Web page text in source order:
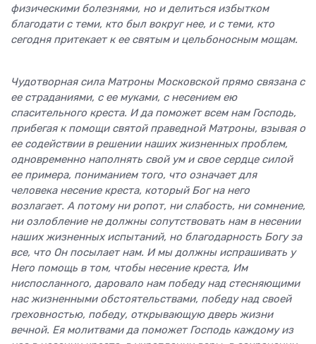
физическими болезнями, но и делиться избытком
благодати с теми, кто был вокруг нее, и с теми, кто
сегодня притекает к ее святым и цельбоносным мощам.
Чудотворная сила Матроны Московской прямо связана с
ее страданиями, с ее муками, с несением ею
спасительного креста. И да поможет всем нам Господь,
прибегая к помощи святой праведной Матроны, взывая о
ее содействии в решении наших жизненных проблем,
одновременно наполнять свой ум и свое сердце силой
ее примера, пониманием того, что означает для
человека несение креста, который Бог на него
возлагает. А потому ни ропот, ни слабость, ни сомнение,
ни озлобление не должны сопутствовать нам в несении
наших жизненных испытаний, но благодарность Богу за
все, что Он посылает нам. И мы должны испрашивать у
Него помощь в том, чтобы несение креста, Им
ниспосланного, даровало нам победу над стесняющими
нас жизненными обстоятельствами, победу над своей
греховностью, победу, открывающую дверь жизни
вечной. Ея молитвами да поможет Господь каждому из